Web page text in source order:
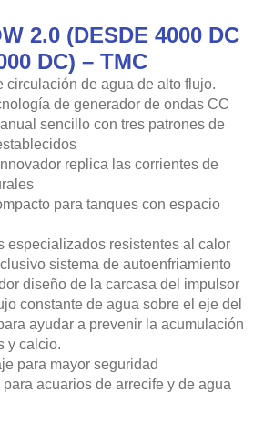
2.0 (DESDE 4000 DC
DC) – TMC
circulación de agua de alto flujo.
de generador de ondas CC
sencillo con tres patrones de
replica las corrientes de
para tanques con espacio
especializados resistentes al calor
sistema de autoenfriamiento
diseño de la carcasa del impulsor
constante de agua sobre el eje del
ayudar a prevenir la acumulación
y calcio.
para mayor seguridad
para acuarios de arrecife y de agua